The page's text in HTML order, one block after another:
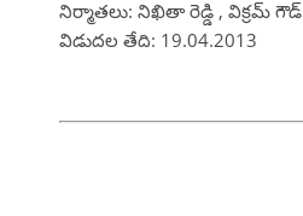
నిర్మాతలు: నిఖితా రెడ్డి , విక్రమ్ గౌడ్
విడుదల తేది: 19.04.2013